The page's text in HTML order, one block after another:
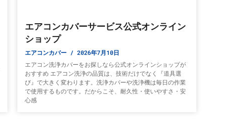
エアコンカバーサービス公式オンライン
ショップ
エアコンカバー 2026年7月10日
エアコン洗浄カバーをお探しなら公式オンラインショップが
おすすめ エアコン洗浄の品質は、技術だけでなく『道具選
び』で大きく変わります。洗浄カバーや洗浄機は毎日の作業
で使用するものです。だからこそ、耐久性・使いやすさ・安
心感